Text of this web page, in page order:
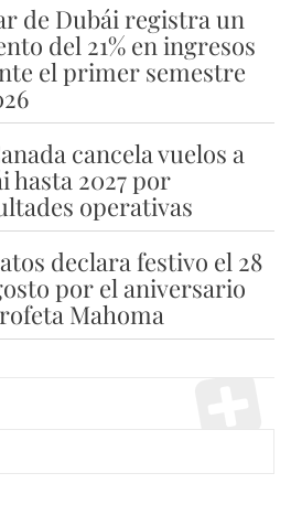
de Dubái registra un
del 21% en ingresos
el primer semestre
cancela vuelos a
hasta 2027 por
operativas
declara festivo el 28
por el aniversario
Mahoma